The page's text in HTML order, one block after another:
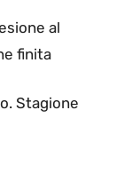
al
finita
Stagione